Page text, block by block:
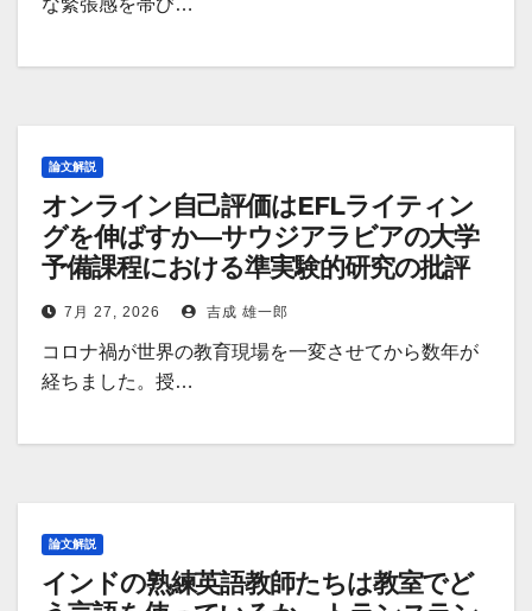
な緊張感を帯び…
論文解説
オンライン自己評価はEFLライティン
グを伸ばすか―サウジアラビアの大学
予備課程における準実験的研究の批評
7月 27, 2026 吉成 雄一郎
コロナ禍が世界の教育現場を一変させてから数年が
経ちました。授…
論文解説
インドの熟練英語教師たちは教室でど